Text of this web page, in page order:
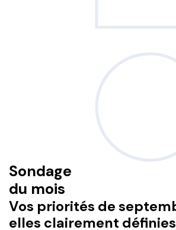
Sondage
du mois
Vos priorités de
elles clairement